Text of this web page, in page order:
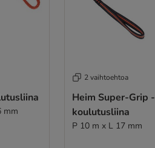
mm
2 vaihtoehtoa
Heim Super-Grip -
koulutusliina
P 10 m x L 17 mm